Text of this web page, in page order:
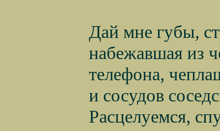
Дай мне губы,
набежавшая из
телефона,
и сосудов
Расцелуемся,